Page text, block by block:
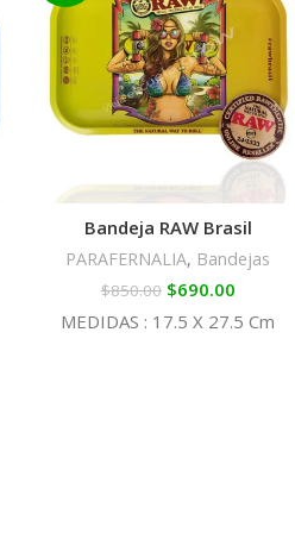
Bandeja RAW Brasil
PARAFERNALIA, Bandejas
$850.00 $690.00
MEDIDAS : 17.5 X 27.5 Cm